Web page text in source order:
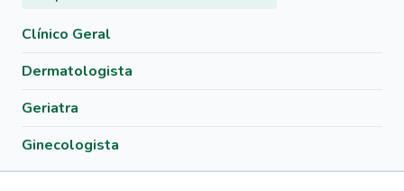
Clínico Geral
Dermatologista
Geriatra
Ginecologista